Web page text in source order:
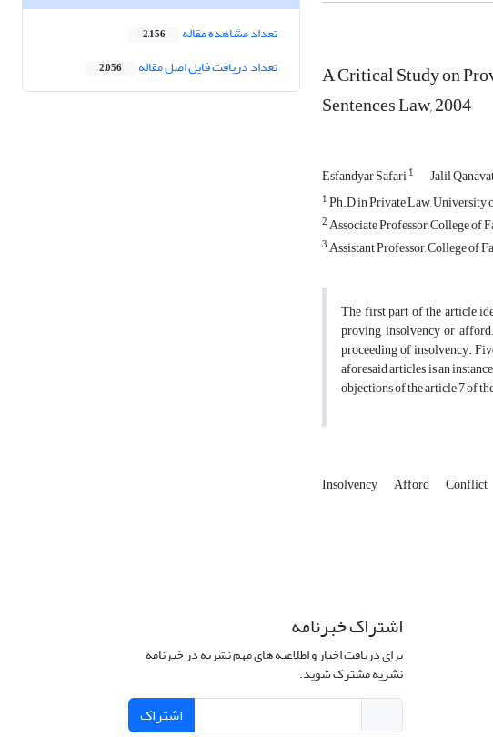
A Critical Study on
Sentences Law, 2004
Esfandyar Safari1 Jalil
1Ph.D in Private Law, University
2Associate Professor, College of
3Assistant Professor, College of
The first part of the article
proving insolvency or
proceeding of insolvency.
aforesaid articles is an
objections of the article 7 of
Insolvency Afford Conflict
تعداد مشاهده مقاله 2,156
تعداد دریافت فایل اصل مقاله 2,056
اشتراک خبرنامه
برای دریافت اخبار و اطلاعیه های مهم نشریه در خبرنامه
نشریه مشترک شوید.
اشتراک